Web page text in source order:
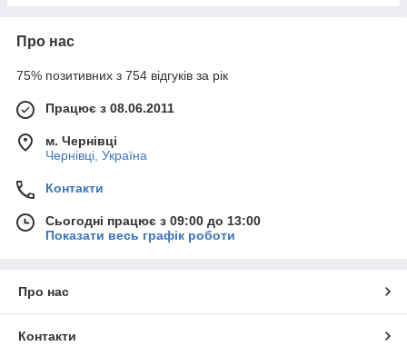
Про нас
75% позитивних з 754 відгуків за рік
Працює з 08.06.2011
м. Чернівці
Чернівці, Україна
Контакти
Сьогодні працює з 09:00 до 13:00
Показати весь графік роботи
Про нас
Контакти